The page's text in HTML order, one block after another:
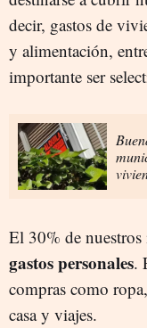
decir, gastos de
y alimentación,
importante ser
El 30% de nuestros
gastos personales.
compras como
casa y viajes.